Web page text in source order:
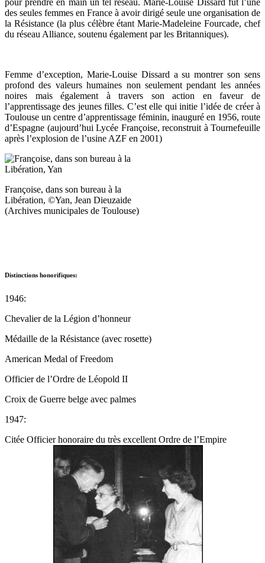
pour prendre en main un tel réseau. Marie-Louise Dissard fut l’une
des seules femmes en France à avoir dirigé seule une organisation de
la Résistance (la plus célèbre étant Marie-Madeleine Fourcade, chef
du réseau Alliance, soutenu également par les Britanniques).
Femme d’exception, Marie-Louise Dissard a su montrer son sens
profond des valeurs humaines non seulement pendant les années
noires mais également à travers son action en faveur de
l’apprentissage des jeunes filles. C’est elle qui initie l’idée de créer à
Toulouse un centre d’apprentissage féminin, inauguré en 1956, route
d’Espagne (aujourd’hui Lycée Françoise, reconstruit à Tournefeuille
après l’explosion de l’usine AZF en 2001)
Françoise, dans son bureau à la
Libération, ©Yan, Jean Dieuzaide
(Archives municipales de Toulouse)
Distinctions honorifiques:
1946:
Chevalier de la Légion d’honneur
Médaille de la Résistance (avec rosette)
American Medal of Freedom
Officier de l’Ordre de Léopold II
Croix de Guerre belge avec palmes
1947:
Citée Officier honoraire du très excellent Ordre de l’Empire